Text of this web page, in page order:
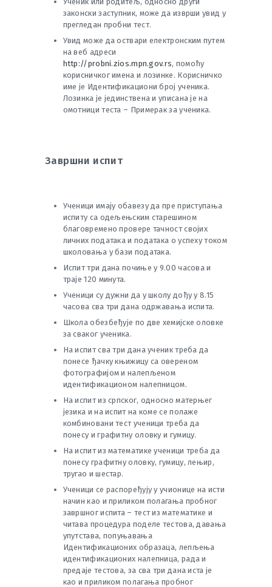
законски заступник, може да изврши увид у
прегледан пробни тест.
Увид може да оствари електронским путем
на веб адреси
http://probni.zios.mpn.gov.rs, помоћу
корисничког имена и лозинке. Корисничко
име је Идентификациони број ученика.
Лозинка је јединствена и уписана је на
омотници теста – Примерак за ученика.
Завршни испит
Ученици имају обавезу да пре приступања
испиту са одељењским старешином
благовремено провере тачност својих
личних података и података о успеху током
школовања у бази података.
Испит три дана почиње у 9.00 часова и
траје 120 минута.
Ученици су дужни да у школу дођу у 8.15
часова сва три дана одржавања испита.
Школа обезбеђује по две хемијске оловке
за сваког ученика.
На испит сва три дана ученик треба да
понесе ђачку књижицу са овереном
фотографијом и налепљеном
идентификационом налепницом.
На испит из српског, односно матерњег
језика и на испит на коме се полаже
комбиновани тест ученици треба да
понесу и графитну оловку и гумицу.
На испит из математике ученици треба да
понесу графитну оловку, гумицу, лењир,
тругао и шестар.
Ученици се распоређују у учионице на исти
начин као и приликом полагања пробног
завршног испита – тест из математике и
читава процедура поделе тестова, давања
упутстава, попуњавања
Идентификационих образаца, лепљења
идентификационих налепница, рада и
предаје тестова, за сва три дана иста је
као и приликом полагања пробног